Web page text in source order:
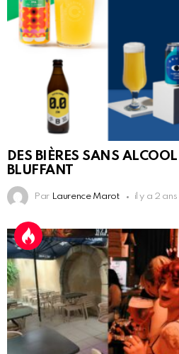
DES BIÈRES SANS
BLUFFANT
Par Laurence Marot il y a 2 ans